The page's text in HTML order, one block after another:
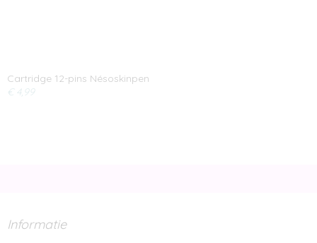
Cartridge 12-pins Nésoskinpen
€ 4,99
Informatie